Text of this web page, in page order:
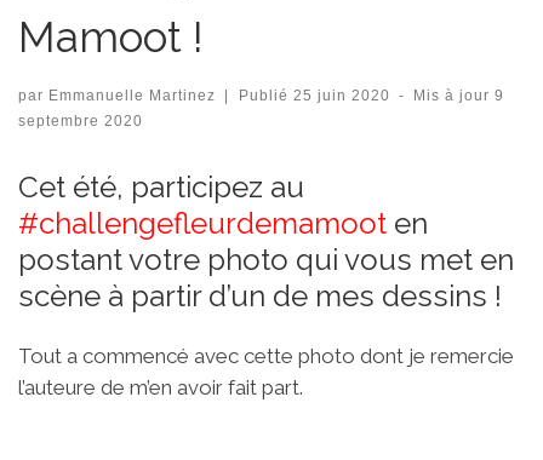
Mamoot !
par Emmanuelle Martinez | Publié 25 juin 2020 - Mis à jour9
septembre 2020
Cet été, participez au
#challengefleurdemamoot en
postant votre photo qui vous met en
scène à partir d’un de mes dessins !
Tout a commencé avec cette photo dont je remercie
l’auteure de m’en avoir fait part.